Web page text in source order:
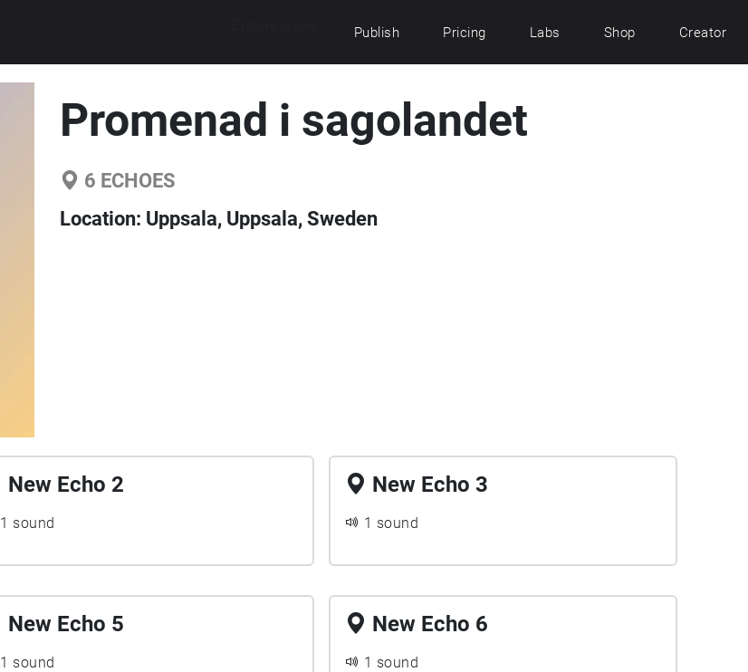
Publish Pricing Labs Shop Creator
Promenad i sagolandet
6 ECHOES
Location: Uppsala, Uppsala, Sweden
New Echo 2
1 sound
New Echo 3
1 sound
New Echo 5
1 sound
New Echo 6
1 sound